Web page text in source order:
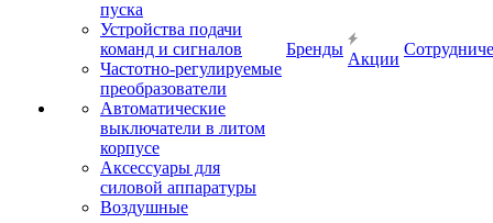
пуска
Устройства подачи
команд и сигналов
Частотно-регулируемые
преобразователи
Автоматические
выключатели в литом
корпусе
Аксессуары для
силовой аппаратуры
Воздушные
Бренды
Акции